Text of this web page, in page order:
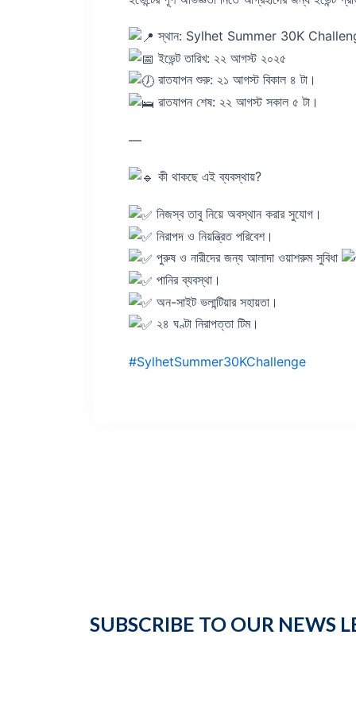
স্থান: Sylhet Summer 30K Challenge
ইভেন্ট তারিখ: ২২ আগস্ট ২০২৫
রাতযাপন শুরু: ২১ আগস্ট বিকাল ৪ টা।
রাতযাপন শেষ: ২২ আগস্ট সকাল ৫ টা।
—
কী থাকছে এই ব্যবস্থায়?
নিজস্ব তাবু নিয়ে অবস্থান করার সুযোগ।
নিরাপদ ও নিয়ন্ত্রিত পরিবেশ।
পুরুষ ও নারীদের জন্য আলাদা ওয়াশরুম সুবিধা
পানির ব্যবস্থা।
অন-সাইট ভলান্টিয়ার সহায়তা।
২৪ ঘণ্টা নিরাপত্তা টিম।
#SylhetSummer30KChallenge
SUBSCRIBE TO OUR NEWS